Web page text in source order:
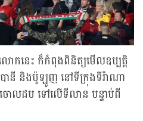
កនេះ ក៏កំពុងពិនិត្យមើលឧប្បត្តិ
បានី និងប៉ូឡូញ នៅទីក្រុងទីរ៉ាណា
ោលដប ទៅលើទីលាន បន្ទាប់ពី